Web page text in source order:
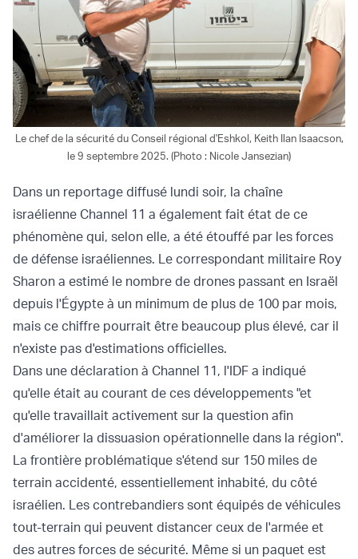
Le chef de la sécurité du Conseil régional d'Eshkol, Keith Ilan Isaacson,
le 9 septembre 2025. (Photo : Nicole Jansezian)
Dans un reportage diffusé lundi soir, la chaîne
israélienne Channel 11 a également fait état de ce
phénomène qui, selon elle, a été étouffé par les forces
de défense israéliennes. Le correspondant militaire Roy
Sharon a estimé le nombre de drones passant en Israël
depuis l'Égypte à un minimum de plus de 100 par mois,
mais ce chiffre pourrait être beaucoup plus élevé, car il
n'existe pas d'estimations officielles.
Dans une déclaration à Channel 11, l'IDF a indiqué
qu'elle était au courant de ces développements "et
qu'elle travaillait activement sur la question afin
d'améliorer la dissuasion opérationnelle dans la région".
La frontière problématique s'étend sur 150 miles de
terrain accidenté, essentiellement inhabité, du côté
israélien. Les contrebandiers sont équipés de véhicules
tout-terrain qui peuvent distancer ceux de l'armée et
des autres forces de sécurité. Même si un paquet est